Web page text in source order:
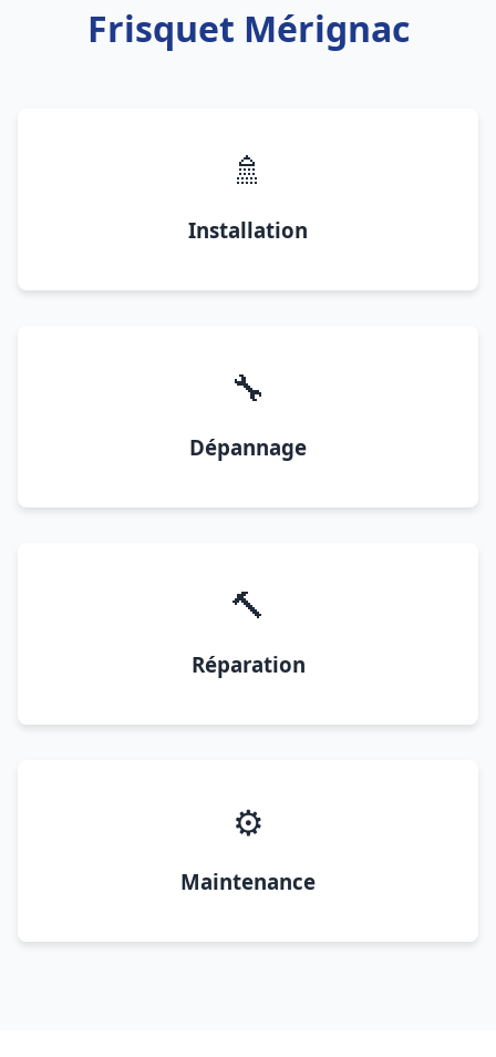
Frisquet Mérignac
🚿
Installation
🔧
Dépannage
🔨
Réparation
⚙️
Maintenance